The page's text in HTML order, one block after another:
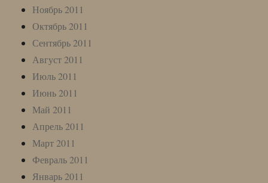
Ноябрь 2011
Октябрь 2011
Сентябрь 2011
Август 2011
Июль 2011
Июнь 2011
Май 2011
Апрель 2011
Март 2011
Февраль 2011
Январь 2011